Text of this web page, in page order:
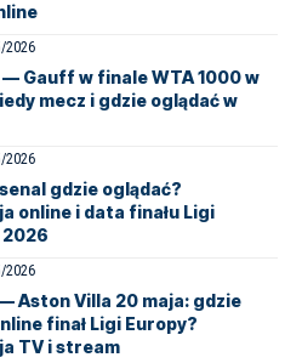
2026
Gauff w finale WTA 1000 w
mecz i gdzie oglądać w
2026
gdzie oglądać?
online i data finału Ligi
2026
Aston Villa 20 maja: gdzie
finał Ligi Europy?
TV i stream